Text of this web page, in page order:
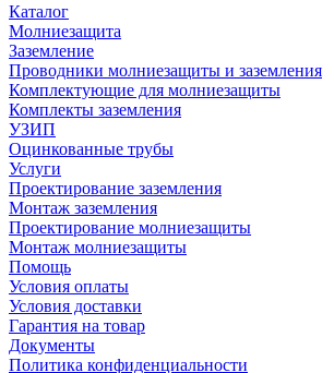
Каталог
Молниезащита
Заземление
Проводники молниезащиты и заземления
Комплектующие для молниезащиты
Комплекты заземления
УЗИП
Оцинкованные трубы
Услуги
Проектирование заземления
Монтаж заземления
Проектирование молниезащиты
Монтаж молниезащиты
Помощь
Условия оплаты
Условия доставки
Гарантия на товар
Документы
Политика конфиденциальности